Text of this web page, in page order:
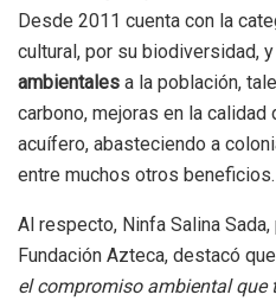
Desde 2011 cuenta con la
cultural, por su biodiversidad,
ambientales a la población,
carbono, mejoras en la calidad
acuífero, abasteciendo a
entre muchos otros beneficios.
Al respecto, Ninfa Salina
Fundación Azteca, destacó que
el compromiso ambiental que